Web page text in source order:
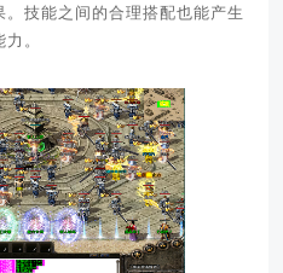
技能之间的合理搭配也能产生
。